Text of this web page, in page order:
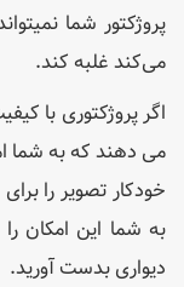
پروژکتور شما
می‌کند غلبه کند.
اگر پروژکتوری با
می دهند که به شما
خودکار تصویر را
به شما این امکان
دیواری بدست آورید.